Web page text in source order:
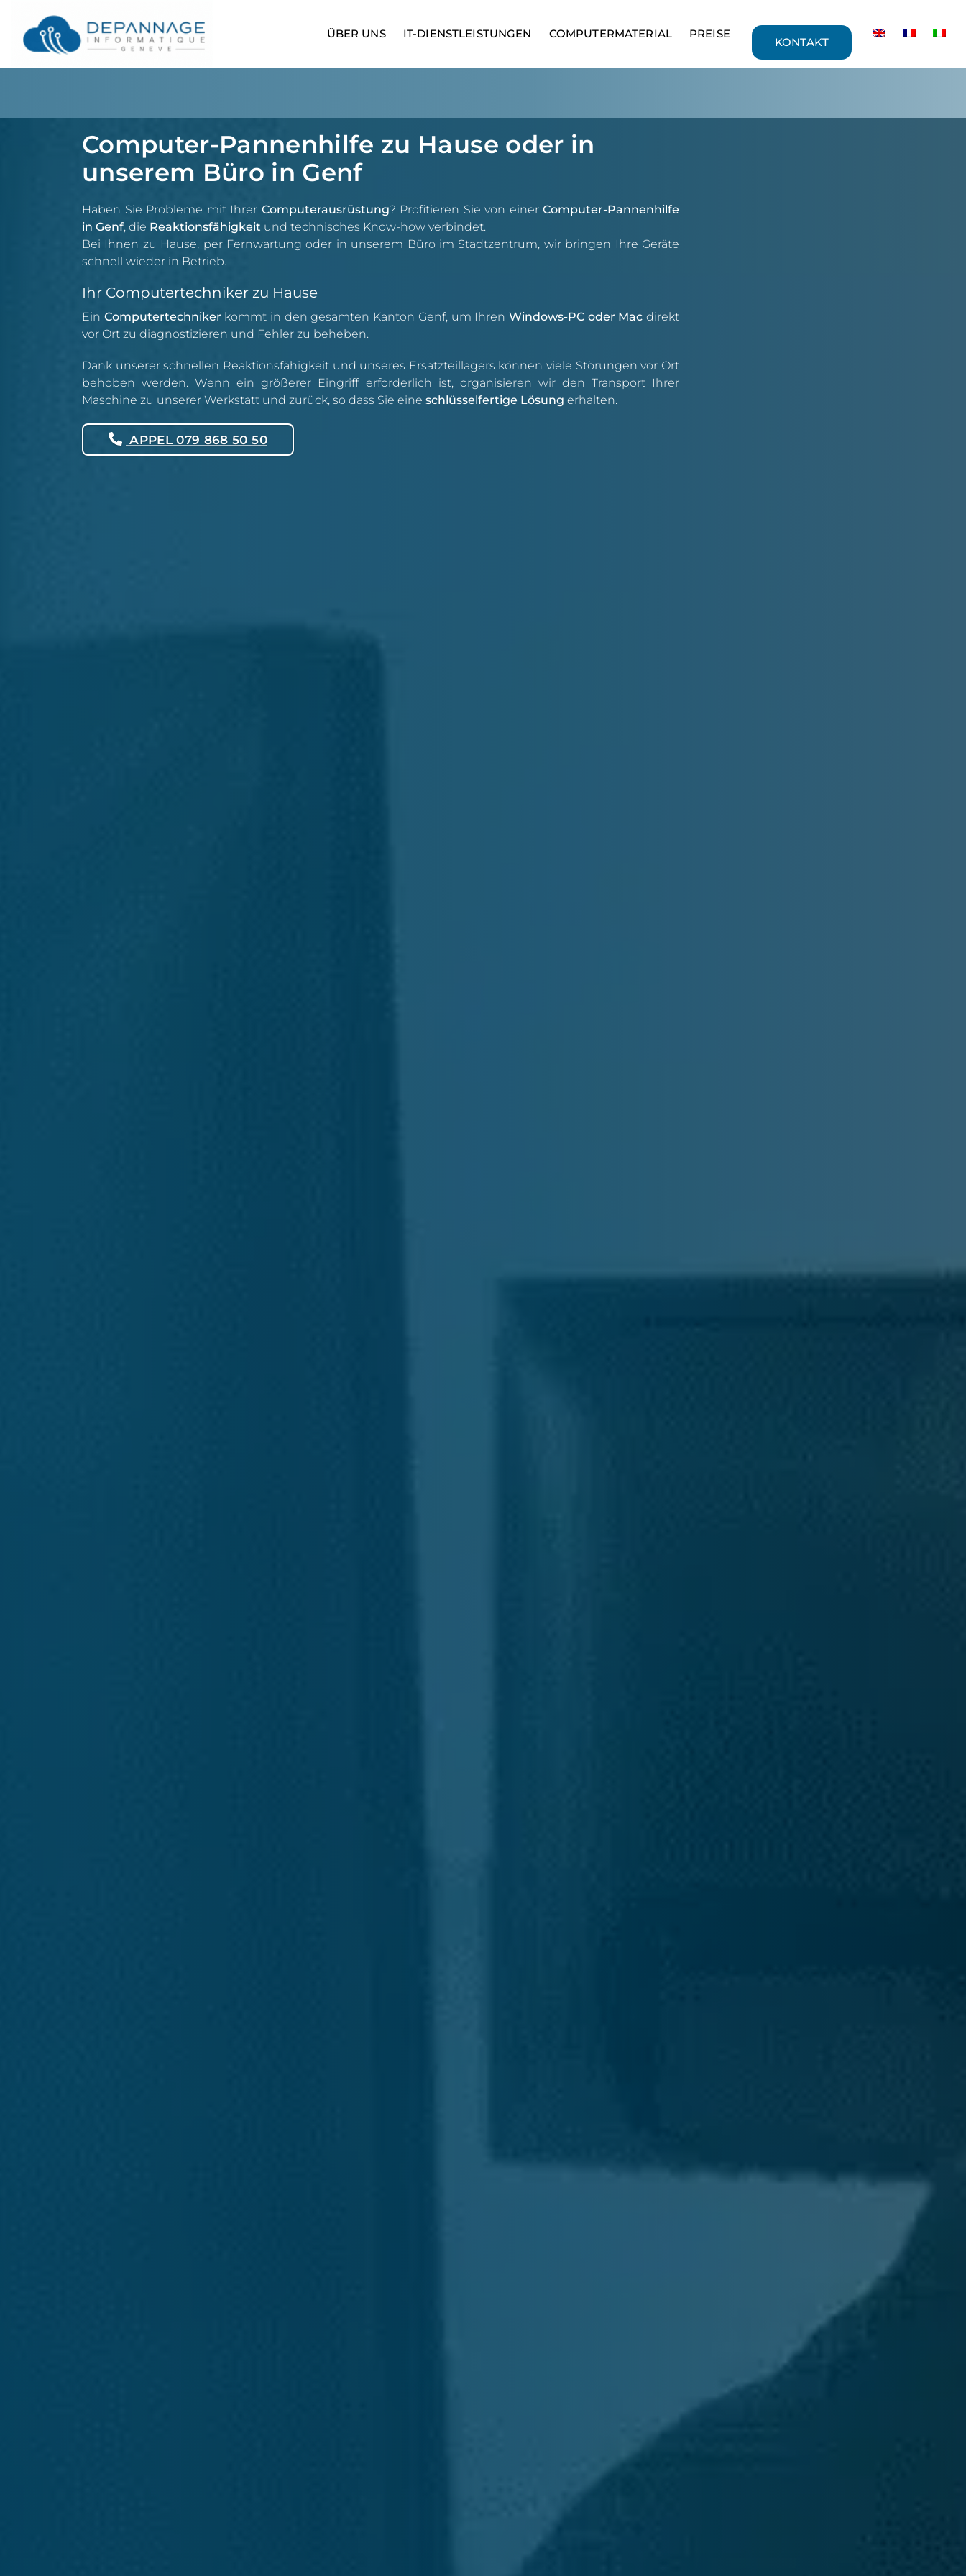
ÜBER UNS IT-DIENSTLEISTUNGEN COMPUTERMATERIAL PREISE
KONTAKT
Computer-Pannenhilfe zu Hause oder in
unserem Büro in Genf
Haben Sie Probleme mit Ihrer Computerausrüstung? Profitieren Sie von einer Computer-Pannenhilfe
in Genf, die Reaktionsfähigkeit und technisches Know-how verbindet.
Bei Ihnen zu Hause, per Fernwartung oder in unserem Büro im Stadtzentrum, wir bringen Ihre Geräte
schnell wieder in Betrieb.
Ihr Computertechniker zu Hause
Ein Computertechniker kommt in den gesamten Kanton Genf, um Ihren Windows-PC oder Mac direkt
vor Ort zu diagnostizieren und Fehler zu beheben.
Dank unserer schnellen Reaktionsfähigkeit und unseres Ersatzteillagers können viele Störungen vor Ort
behoben werden. Wenn ein größerer Eingriff erforderlich ist, organisieren wir den Transport Ihrer
Maschine zu unserer Werkstatt und zurück, so dass Sie eine schlüsselfertige Lösung erhalten.
APPEL 079 868 50 50